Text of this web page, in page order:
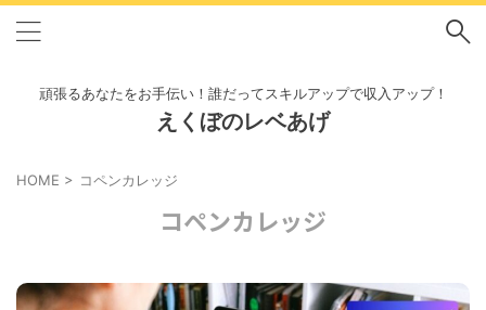
頑張るあなたをお手伝い！誰だってスキルアップで収入アップ！
えくぼのレベあげ
HOME > コペンカレッジ
コペンカレッジ